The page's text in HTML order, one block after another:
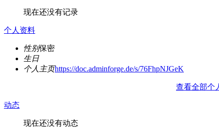
现在还没有记录
个人资料
性别保密
生日
个人主页https://doc.adminforge.de/s/76FhpNJGeK
查看全部个
动态
现在还没有动态